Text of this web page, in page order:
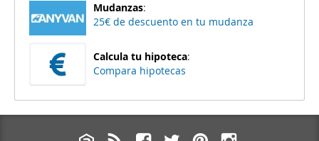
Mudanzas:
25€ de descuento en tu mudanza
Calcula tu hipoteca:
Compara hipotecas